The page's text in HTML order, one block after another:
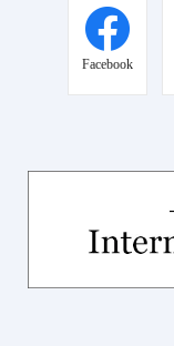
Facebook